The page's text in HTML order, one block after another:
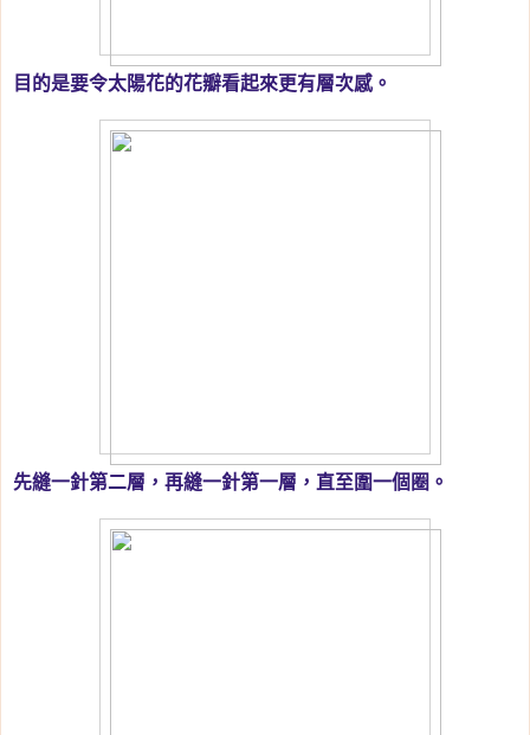
目的是要令太陽花的花瓣看起來更有層次感。
先縫一針第二層，再縫一針第一層，直至圍一個圈。